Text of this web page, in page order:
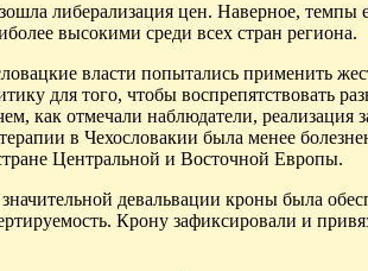
либерализация цен. Наверное, темпы
высокими среди всех стран региона.
власти попытались применить
для того, чтобы воспрепятствовать
как отмечали наблюдатели, реализация
в Чехословакии была менее
Центральной и Восточной Европы.
девальвации кроны была
Крону зафиксировали и